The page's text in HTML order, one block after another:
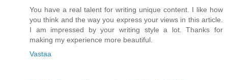
You have a real talent for writing unique content. I like how
you think and the way you express your views in this article.
I am impressed by your writing style a lot. Thanks for
making my experience more beautiful.
Vastaa